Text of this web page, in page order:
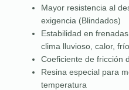
Mayor resistencia al
exigencia (Blindados)
Estabilidad en
clima lluvioso, calor,
Coeficiente de fricción
Resina especial para
temperatura